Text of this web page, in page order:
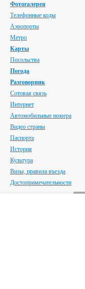
Фотогалерея
Телефонные коды
Аэропорты
Метро
Карты
Посольства
Погода
Разговорник
Сотовая связь
Интернет
Автомобильные номера
Видео страны
Паспорта
История
Культура
Визы, правила въезда
Достопримечательности